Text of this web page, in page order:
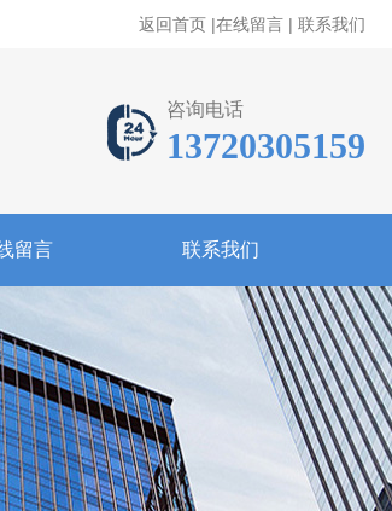
返回首页 |在线留言 | 联系我们
咨询电话
13720305159
留言 联系我们